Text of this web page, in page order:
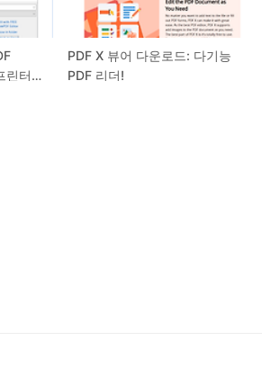
린터로
PDF X 뷰어 다운로드: 다기능
PDF 리더!